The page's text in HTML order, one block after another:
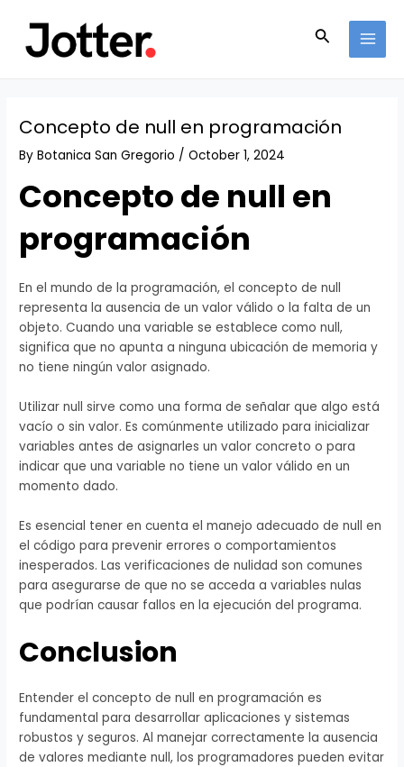
content
Search
Concepto de null en programación
ByBotanica San Gregorio /October 1, 2024
Concepto de null en
programación
En el mundo de la programación, el concepto de null
representa la ausencia de un valor válido o la falta de un
objeto. Cuando una variable se establece como null,
significa que no apunta a ninguna ubicación de memoria y
no tiene ningún valor asignado.
Utilizar null sirve como una forma de señalar que algo está
vacío o sin valor. Es comúnmente utilizado para inicializar
variables antes de asignarles un valor concreto o para
indicar que una variable no tiene un valor válido en un
momento dado.
Es esencial tener en cuenta el manejo adecuado de null en
el código para prevenir errores o comportamientos
inesperados. Las verificaciones de nulidad son comunes
para asegurarse de que no se acceda a variables nulas
que podrían causar fallos en la ejecución del programa.
Conclusion
Entender el concepto de null en programación es
fundamental para desarrollar aplicaciones y sistemas
robustos y seguros. Al manejar correctamente la ausencia
de valores mediante null, los programadores pueden evitar
navigation